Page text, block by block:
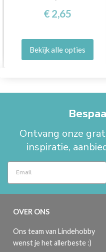
€ 2,65
Bekijk alle opties
Ontvang onze
inspiratie,
OVER ONS
Ons team van Lindehobby
wenst je het allerbeste :)